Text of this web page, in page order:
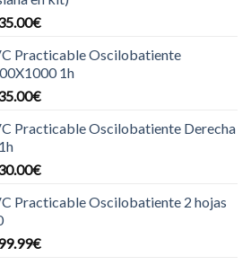
€El
actual
es:
435.00€.
Practicable Oscilobatiente
1h
€El
actual
135.00€.
Practicable Oscilobatiente Derecha
€El
actual
130.00€.
Practicable Oscilobatiente 2 hojas
€El